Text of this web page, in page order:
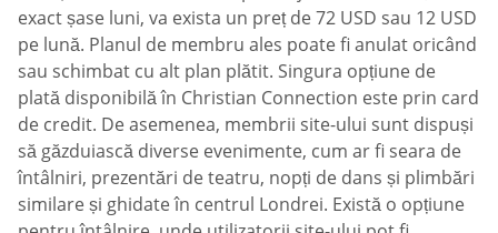
exact șase luni, va exista un preț de 72 USD sau 12 USD
pe lună. Planul de membru ales poate fi anulat oricând
sau schimbat cu alt plan plătit. Singura opțiune de
plată disponibilă în Christian Connection este prin card
de credit. De asemenea, membrii site-ului sunt dispuși
să găzduiască diverse evenimente, cum ar fi seara de
întâlniri, prezentări de teatru, nopți de dans și plimbări
similare și ghidate în centrul Londrei. Există o opțiune